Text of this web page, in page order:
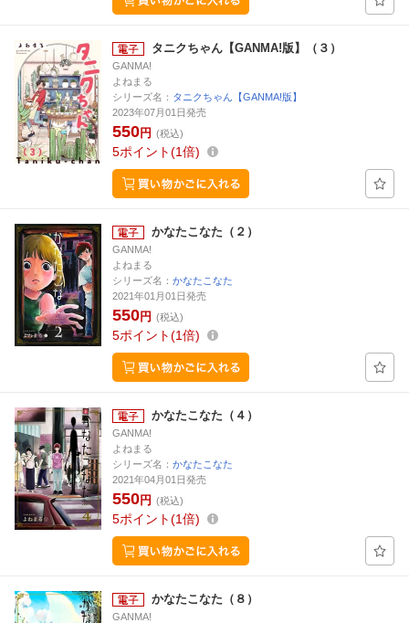
タニクちゃん【GANMA!版】（３）
GANMA!
よねまる
シリーズ名： タニクちゃん【GANMA!版】
2023年07月01日発売
550円 (税込)
5ポイント 1倍
かなたこなた（２）
GANMA!
よねまる
シリーズ名： かなたこなた
2021年01月01日発売
550円 (税込)
5ポイント 1倍
かなたこなた（４）
GANMA!
よねまる
シリーズ名： かなたこなた
2021年04月01日発売
550円 (税込)
5ポイント 1倍
かなたこなた（８）
GANMA!